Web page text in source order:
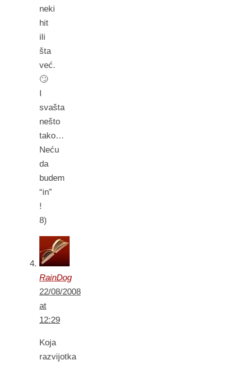
neki
hit
ili
šta
već.
🙄
I
svašta
nešto
tako…
Neću
da
budem
“in”
!
8)
RainDog
22/08/2008
at
12:29
Koja
razvijotka